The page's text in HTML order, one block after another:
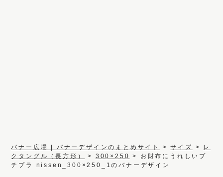
バナー広場 | バナーデザインのまとめサイト >サイズ > レ
クタングル（長方形）
> 300×250 > お財布にうれしいプ
チプラ nissen_300×250_1のバナーデザイン